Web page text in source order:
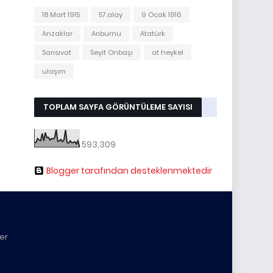
18 Mart 1915 57.alay
9 Ocak 1916
Anzaklar
Arıburnu
Atatürk
Sarısıvat
Seyit Onbaşı
at heykel
ulaşım
TOPLAM SAYFA GÖRÜNTÜLEME SAYISI
593,309
Blogger tarafından desteklenmektedir